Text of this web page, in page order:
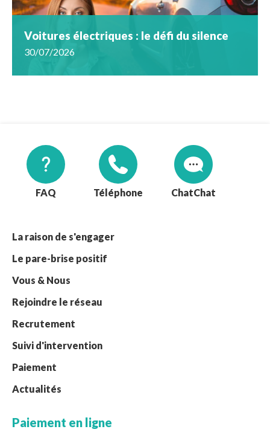
Voitures électriques : le défi du silence
30/07/2026
FAQ Téléphone Chat
La raison de s'engager
Le pare-brise positif
Vous & Nous
Rejoindre le réseau
Recrutement
Suivi d'intervention
Paiement
Actualités
Paiement en ligne